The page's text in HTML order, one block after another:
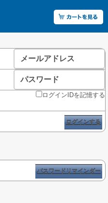
メールアドレス
パスワード
ログインIDを記憶する
ログインする
パスワードリマインダー